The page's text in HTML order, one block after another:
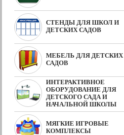
СТЕНДЫ ДЛЯ ШКОЛ И
ДЕТСКИХ САДОВ
МЕБЕЛЬ ДЛЯ ДЕТСКИХ
САДОВ
ИНТЕРАКТИВНОЕ
ОБОРУДОВАНИЕ ДЛЯ
ДЕТСКОГО САДА И
НАЧАЛЬНОЙ ШКОЛЫ
МЯГКИЕ ИГРОВЫЕ
КОМПЛЕКСЫ